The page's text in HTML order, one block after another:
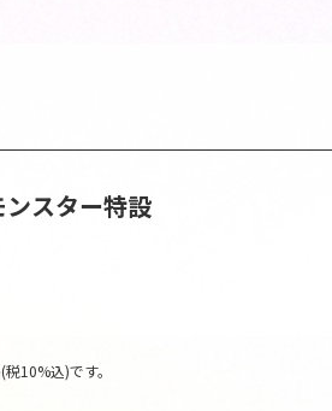
スター特設
10%込)です。